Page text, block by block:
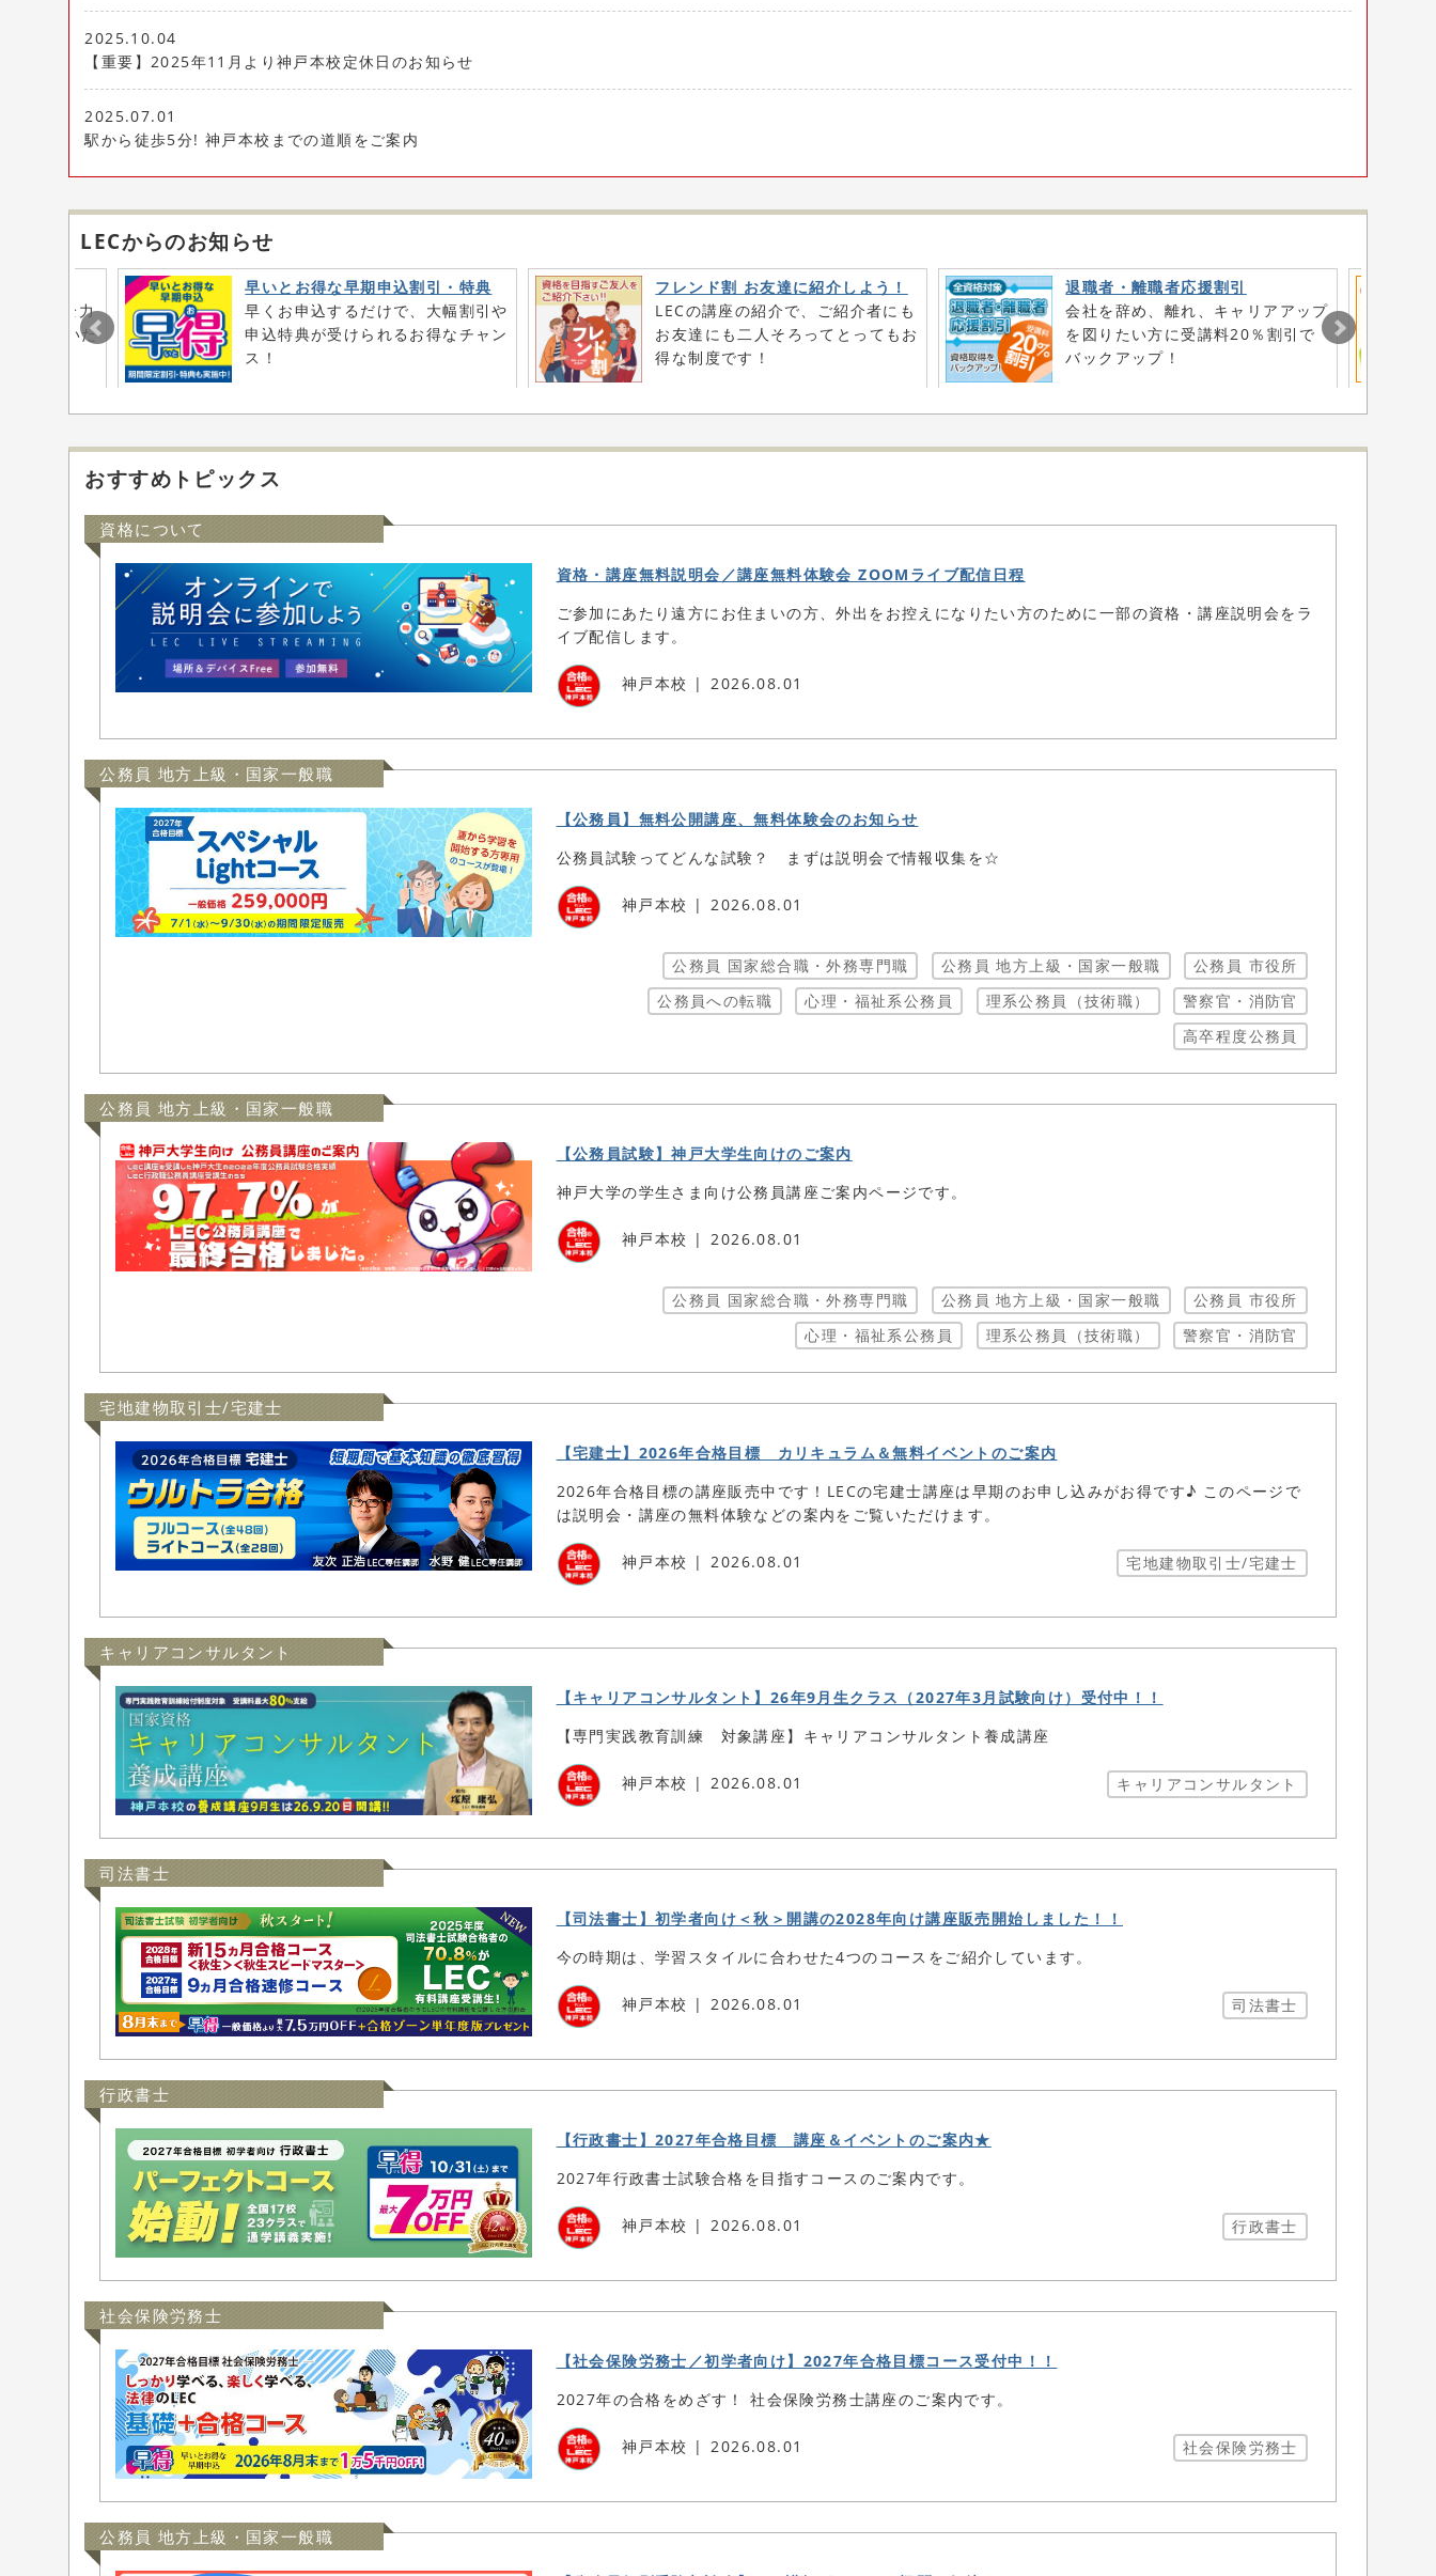
2025.10.04
【重要】2025年11月より神戸本校定休日のお知らせ
2025.07.01
駅から徒歩5分! 神戸本校までの道順をご案内
LECからのお知らせ
添い、全力
様からいた
早いとお得な早期申込割引・特典
早くお申込するだけで、大幅割引や
申込特典が受けられるお得なチャン
ス！
フレンド割 お友達に紹介しよう！
LECの講座の紹介で、ご紹介者にも
お友達にも二人そろってとってもお
得な制度です！
退職者・離職者応援割引
会社を辞め、離れ、キャリアアップ
を図りたい方に受講料20％割引で
バックアップ！
おすすめトピックス
資格について
資格・講座無料説明会／講座無料体験会 ZOOMライブ配信日程
ご参加にあたり遠方にお住まいの方、外出をお控えになりたい方のために一部の資格・講座説明会をラ
イブ配信します。
神戸本校 2026.08.01
公務員 地方上級・国家一般職
【公務員】無料公開講座、無料体験会のお知らせ
公務員試験ってどんな試験？ まずは説明会で情報収集を☆
神戸本校 2026.08.01
公務員 国家総合職・外務専門職 公務員 地方上級・国家一般職
公務員 市役所
公務員への転職
心理・福祉系公務員 理系公務員（技術職）
警察官・消防官
高卒程度公務員
公務員 地方上級・国家一般職
【公務員試験】神戸大学生向けのご案内
神戸大学の学生さま向け公務員講座ご案内ページです。
神戸本校 2026.08.01
公務員 国家総合職・外務専門職 公務員 地方上級・国家一般職
公務員 市役所
心理・福祉系公務員
理系公務員（技術職） 警察官・消防官
宅地建物取引士/宅建士
【宅建士】2026年合格目標 カリキュラム＆無料イベントのご案内
2026年合格目標の講座販売中です！LECの宅建士講座は早期のお申し込みがお得です♪ このページで
は説明会・講座の無料体験などの案内をご覧いただけます。
神戸本校 2026.08.01 宅地建物取引士/宅建士
キャリアコンサルタント
【キャリアコンサルタント】26年9月生クラス（2027年3月試験向け）受付中！！
【専門実践教育訓練 対象講座】キャリアコンサルタント養成講座
神戸本校 2026.08.01 キャリアコンサルタント
司法書士
【司法書士】初学者向け＜秋＞開講の2028年向け講座販売開始しました！！
今の時期は、学習スタイルに合わせた4つのコースをご紹介しています。
神戸本校 2026.08.01 司法書士
行政書士
【行政書士】2027年合格目標 講座＆イベントのご案内★
2027年行政書士試験合格を目指すコースのご案内です。
神戸本校 2026.08.01 行政書士
社会保険労務士
【社会保険労務士／初学者向け】2027年合格目標コース受付中！！
2027年の合格をめざす！ 社会保険労務士講座のご案内です。
神戸本校 2026.08.01 社会保険労務士
公務員 地方上級・国家一般職